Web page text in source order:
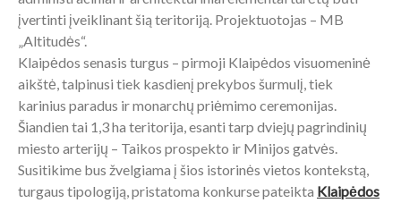
įvertinti įveiklinant šią teritoriją. Projektuotojas – MB
„Altitudės“.
Klaipėdos senasis turgus – pirmoji Klaipėdos visuomeninė
aikštė, talpinusi tiek kasdienį prekybos šurmulį, tiek
karinius paradus ir monarchų priėmimo ceremonijas.
Šiandien tai 1,3 ha teritorija, esanti tarp dviejų pagrindinių
miesto arterijų – Taikos prospekto ir Minijos gatvės.
Susitikime bus žvelgiama į šios istorinės vietos kontekstą,
turgaus tipologiją, pristatoma konkurse pateikta Klaipėdos